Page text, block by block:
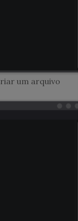
um arquivo